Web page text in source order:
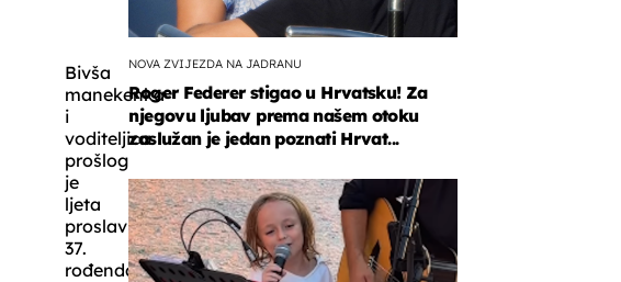
Bivša
manekenka
i
voditeljica
prošlog
je
ljeta
proslavila
37.
rođendan.
NOVA ZVIJEZDA NA JADRANU
Roger Federer stigao u Hrvatsku! Za
njegovu ljubav prema našem otoku
zaslužan je jedan poznati Hrvat...